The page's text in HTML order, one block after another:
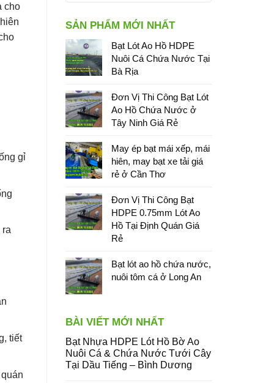
cho
gỉ
tiết
SẢN PHẨM MỚI NHẤT
Bạt Lót Ao Hồ HDPE
Nuôi Cá Chứa Nước Tại
Bà Rịa
Đơn Vị Thi Công Bạt Lót
Ao Hồ Chứa Nước ở
Tây Ninh Giá Rẻ
May ép bạt mái xếp, mái
hiên, may bạt xe tải giá
rẻ ở Cần Thơ
Đơn Vị Thi Công Bạt
HDPE 0.75mm Lót Ao
Hồ Tại Định Quán Giá
Rẻ
Bạt lót ao hồ chứa nước,
nuôi tôm cá ở Long An
BÀI VIẾT MỚI NHẤT
Bạt Nhựa HDPE Lót Hồ Bờ Ao
Nuôi Cá & Chứa Nước Tưới Cây
Tại Dầu Tiếng – Bình Dương